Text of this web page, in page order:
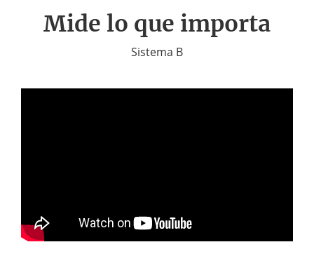
Mide lo que importa
Sistema B